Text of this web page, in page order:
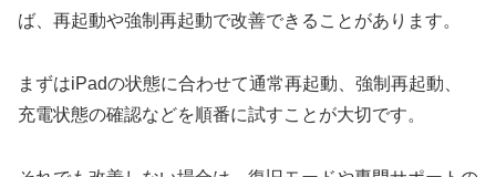
ば、再起動や強制再起動で改善できることがあります。
まずはiPadの状態に合わせて通常再起動、強制再起動、
充電状態の確認などを順番に試すことが大切です。